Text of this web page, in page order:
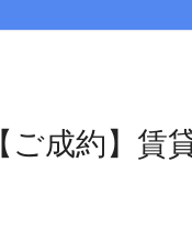
【ご成約】賃